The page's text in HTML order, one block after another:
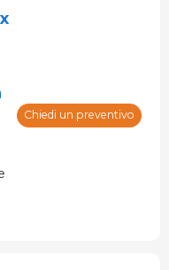
Chiedi un preventivo